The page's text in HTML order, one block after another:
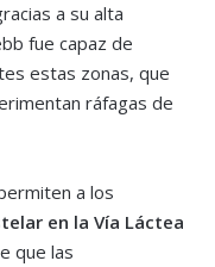
a su alta
fue capaz de
estas zonas, que
ráfagas de
a los
en la Vía Láctea
que las